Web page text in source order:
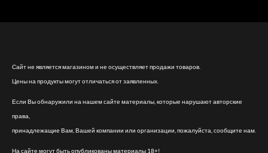
Сайт не является магазином и не осуществляет продажи товаров.
Цены на продукты могут отличаться от заявленных.
Если Вы обнаружили на нашем сайте материалы, которые нарушают авторские
права,
принадлежащие Вам, Вашей компании или организации, пожалуйста, сообщите нам.
На сайте могут быть опубликованы материалы 18+!